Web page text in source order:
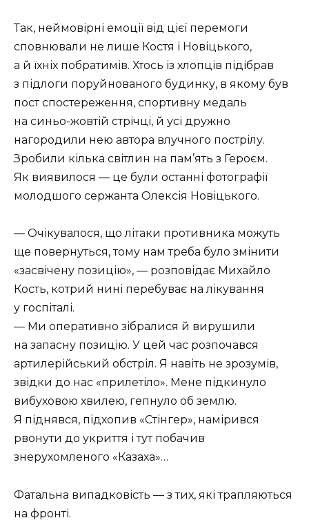
Так, неймовірні емоції від цієї перемоги
сповнювали не лише Костя і Новіцького,
а й їхніх побратимів. Хтось із хлопців підібрав
з підлоги поруйнованого будинку, в якому був
пост спостереження, спортивну медаль
на синьо-жовтій стрічці, й усі дружно
нагородили нею автора влучного пострілу.
Зробили кілька світлин на пам’ять з Героєм.
Як виявилося — це були останні фотографії
молодшого сержанта Олексія Новіцького.
— Очікувалося, що літаки противника можуть
ще повернуться, тому нам треба було змінити
«засвічену позицію», — розповідає Михайло
Кость, котрий нині перебуває на лікування
у госпіталі.
— Ми оперативно зібралися й вирушили
на запасну позицію. У цей час розпочався
артилерійський обстріл. Я навіть не зрозумів,
звідки до нас «прилетіло». Мене підкинуло
вибуховою хвилею, гепнуло об землю.
Я піднявся, підхопив «Стінгер», намірився
рвонути до укриття і тут побачив
знерухомленого «Казаха»…
Фатальна випадковість — з тих, які трапляються
на фронті.